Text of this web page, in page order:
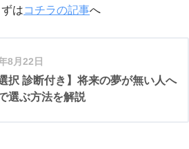
はコチラの記事へ
8月22日
択 診断付き】将来の夢が無い人へ
選ぶ方法を解説